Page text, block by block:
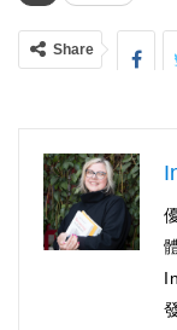
Share